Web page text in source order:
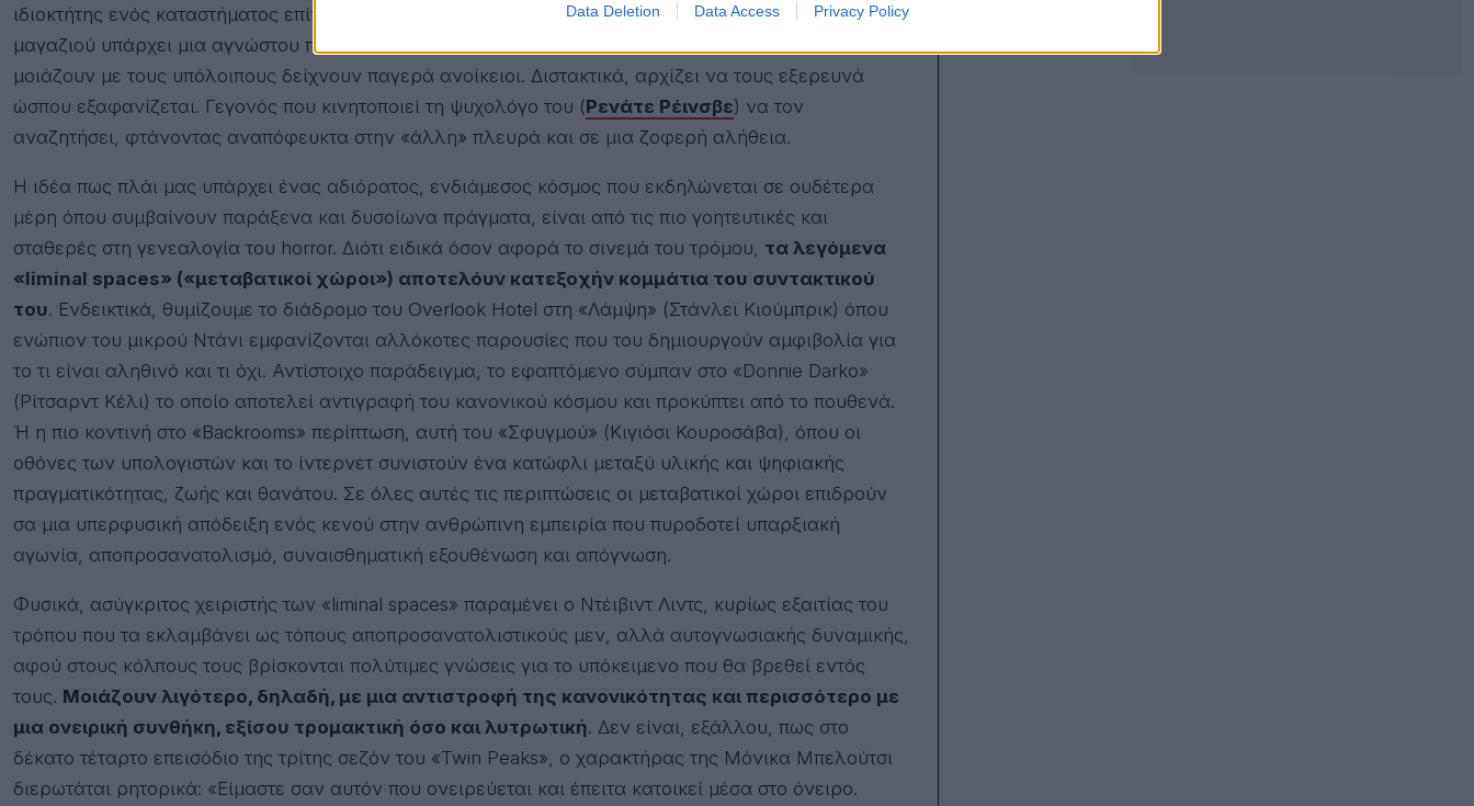
Data Deletion Data Access Privacy Policy
ιδιοκτήτης ενός καταστήματος επίπλων (
) διαπιστώνει πως στο υπόγειο του
μαγαζιού υπάρχει μια αγνώστου προελεύσεως πύλη που οδηγεί σε όμορους χώρους, οι οποίοι ενώ
μοιάζουν με τους υπόλοιπους δείχνουν παγερά ανοίκειοι. Διστακτικά, αρχίζει να τους εξερευνά
ώσπου εξαφανίζεται. Γεγονός που κινητοποιεί τη ψυχολόγο του (Ρενάτε Ρέινσβε) να τον
αναζητήσει, φτάνοντας αναπόφευκτα στην «άλλη» πλευρά και σε μια ζοφερή αλήθεια.
Η ιδέα πως πλάι μας υπάρχει ένας αδιόρατος, ενδιάμεσος κόσμος που εκδηλώνεται σε ουδέτερα
μέρη όπου συμβαίνουν παράξενα και δυσοίωνα πράγματα, είναι από τις πιο γοητευτικές και
σταθερές στη γενεαλογία του horror. Διότι ειδικά όσον αφορά το σινεμά του τρόμου, τα λεγόμενα
«liminal spaces» («μεταβατικοί χώροι») αποτελόυν κατεξοχήν κομμάτια του συντακτικού
του. Ενδεικτικά, θυμίζουμε το διάδρομο του Overlook Hotel στη «Λάμψη» (Στάνλεϊ Κιούμπρικ) όπου
ενώπιον του μικρού Ντάνι εμφανίζονται αλλόκοτες παρουσίες που του δημιουργούν αμφιβολία για
το τι είναι αληθινό και τι όχι. Αντίστοιχο παράδειγμα, το εφαπτόμενο σύμπαν στο «Donnie Darko»
(Ρίτσαρντ Κέλι) το οποίο αποτελεί αντιγραφή του κανονικού κόσμου και προκύπτει από το πουθενά.
Ή η πιο κοντινή στο «Backrooms» περίπτωση, αυτή του «Σφυγμού» (Κιγιόσι Κουροσάβα), όπου οι
οθόνες των υπολογιστών και το ίντερνετ συνιστούν ένα κατώφλι μεταξύ υλικής και ψηφιακής
πραγματικότητας, ζωής και θανάτου. Σε όλες αυτές τις περιπτώσεις οι μεταβατικοί χώροι επιδρούν
σα μια υπερφυσική απόδειξη ενός κενού στην ανθρώπινη εμπειρία που πυροδοτεί υπαρξιακή
αγωνία, αποπροσανατολισμό, συναισθηματική εξουθένωση και απόγνωση.
Φυσικά, ασύγκριτος χειριστής των «liminal spaces» παραμένει ο Ντέιβιντ Λιντς, κυρίως εξαιτίας του
τρόπου που τα εκλαμβάνει ως τόπους αποπροσανατολιστικούς μεν, αλλά αυτογνωσιακής δυναμικής,
αφού στους κόλπους τους βρίσκονται πολύτιμες γνώσεις για το υπόκειμενο που θα βρεθεί εντός
τους. Μοιάζουν λιγότερο, δηλαδή, με μια αντιστροφή της κανονικότητας και περισσότερο με
μια ονειρική συνθήκη, εξίσου τρομακτική όσο και λυτρωτική. Δεν είναι, εξάλλου, πως στο
δέκατο τέταρτο επεισόδιο της τρίτης σεζόν του «Twin Peaks», ο χαρακτήρας της Μόνικα Μπελούτσι
διερωτάται ρητορικά: «Είμαστε σαν αυτόν που ονειρεύεται και έπειτα κατοικεί μέσα στο όνειρο.